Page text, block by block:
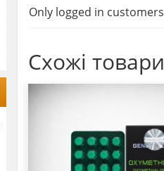
Only logged in
Схожі товари